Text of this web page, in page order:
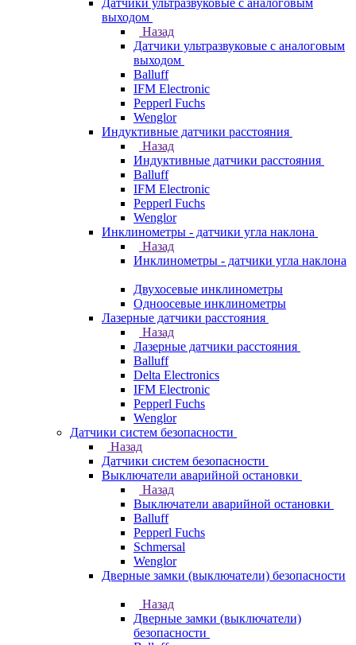
Датчики ультразвуковые с аналоговым
выходом
Назад
Датчики ультразвуковые с аналоговым
выходом
Balluff
IFM Electronic
Pepperl Fuchs
Wenglor
Индуктивные датчики расстояния
Назад
Индуктивные датчики расстояния
Balluff
IFM Electronic
Pepperl Fuchs
Wenglor
Инклинометры - датчики угла наклона
Назад
Инклинометры - датчики угла наклона
Двухосевые инклинометры
Одноосевые инклинометры
Лазерные датчики расстояния
Назад
Лазерные датчики расстояния
Balluff
Delta Electronics
IFM Electronic
Pepperl Fuchs
Wenglor
Датчики систем безопасности
Назад
Датчики систем безопасности
Выключатели аварийной остановки
Назад
Выключатели аварийной остановки
Balluff
Pepperl Fuchs
Schmersal
Wenglor
Дверные замки (выключатели) безопасности
Назад
Дверные замки (выключатели)
безопасности